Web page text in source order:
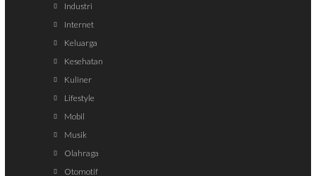
Industri
Internet
Keluarga
Kesehatan
Kuliner
Lifestyle
Mobil
Musik
Olahraga
Otomotif